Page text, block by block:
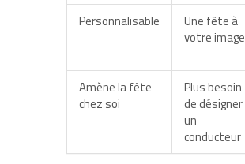
Personnalisable
Une fête à
votre image
Amène la fête
chez soi
Plus besoin
de désigner
un
conducteur